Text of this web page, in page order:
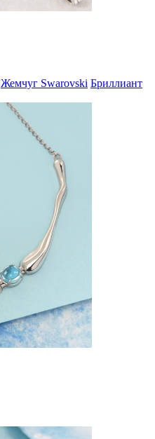
Жемчуг Swarovski Бриллиант